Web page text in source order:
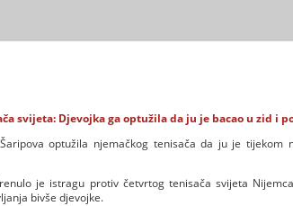
svijeta: Djevojka ga optužila da ju je bacao u zid i
optužila njemačkog tenisača da ju je tijekom
je istragu protiv četvrtog tenisača svijeta Nijemca
bivše djevojke.